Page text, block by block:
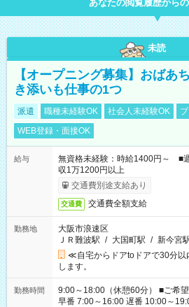
あなたの閲覧履歴から
未読
【オープニング募集】おばあ
き添いも仕事の1つ
派遣 職種未経験OK 社会人未経験OK
WEB登録・面接OK
給与
無資格未経験：時給1400円～
収1万1200円以上
交通費別途支給あり
交通費 交通費全額支給
勤務地
大阪市浪速区
ＪＲ難波駅 / 大国町駅 / 新今宮
≪自宅からドアtoドアで30分
します。
勤務時間
9:00～18:00（休憩60分） ■ご希望があれば下記シフトもOK！
早番 7:00～16:00 遅番 10:00～19:00